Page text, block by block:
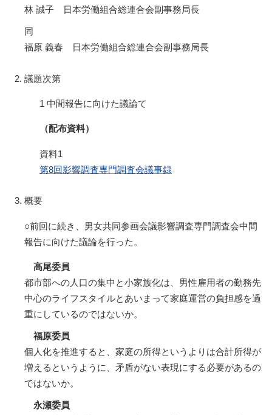
林 誠子 日本労働組合総連合会副事務局長
同
福原 義春 日本労働組合総連合会副事務局長
議題次第
1 中間報告に向けた議論て
（配布資料）
資料1
第8回影響調査専門調査会議事録
概要
○前回に続き、男女共同参画会議影響調査専門調査会中間
報告に向けた議論を行った。
高尾委員
都市部への人口の集中と小家族化は、男性雇用者の勤務先
中心のライフスタイルとあいまって家庭運営の負担感を過
重にしているのではないか。
福原委員
個人化を推進すると、家庭の所得というよりは合計所得が
増えるというように、矛盾がない表現にする必要があるの
ではないか。
永瀬委員